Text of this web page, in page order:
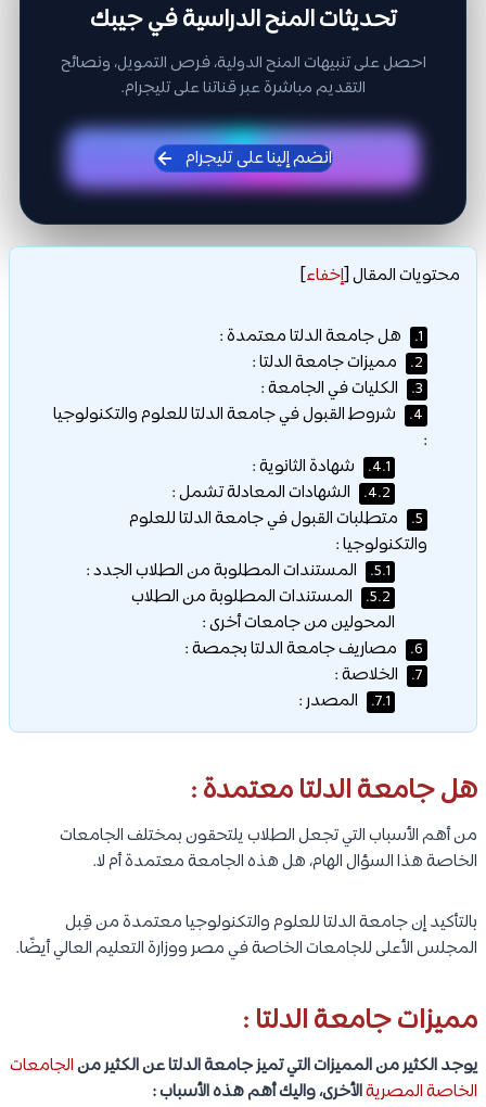
تحديثات المنح الدراسية في جيبك
احصل على تنبيهات المنح الدولية، فرص التمويل، ونصائح
التقديم مباشرة عبر قناتنا على تليجرام.
انضم إلينا على تليجرام
محتويات المقال[إخفاء]
1. هل جامعة الدلتا معتمدة :
2. مميزات جامعة الدلتا :
3. الكليات في الجامعة :
4.
شروط القبول في جامعة الدلتا للعلوم والتكنولوجيا
:
4.1. شهادة الثانوية :
4.2. الشهادات المعادلة تشمل :
5.
متطلبات القبول في جامعة الدلتا للعلوم
والتكنولوجيا :
5.1. المستندات المطلوبة من الطلاب الجدد :
5.2.
المستندات المطلوبة من الطلاب
المحولين من جامعات أخرى :
6. مصاريف جامعة الدلتا بجمصة :
7. الخلاصة :
7.1. المصدر :
هل جامعة الدلتا معتمدة :
من أهم الأسباب التي تجعل الطلاب يلتحقون بمختلف الجامعات
الخاصة هذا السؤال الهام، هل هذه الجامعة معتمدة أم لا.
بالتأكيد إن جامعة الدلتا للعلوم والتكنولوجيا معتمدة من قِبل
المجلس الأعلى للجامعات الخاصة في مصر ووزارة التعليم العالي أيضًا.
مميزات جامعة الدلتا :
يوجد الكثير من المميزات التي تميز جامعة الدلتا عن الكثير منالجامعات
الخاصة المصريةالأخرى، واليك أهم هذه الأسباب :